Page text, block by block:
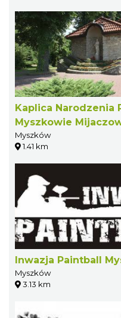
Kaplica Narodzenia
Myszkowie
Myszków
1.41 km
Inwazja Paintball
Myszków
3.13 km